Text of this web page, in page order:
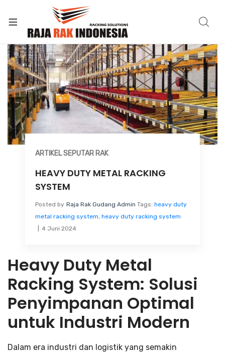
ARTIKEL SEPUTAR RAK
HEAVY DUTY METAL RACKING
SYSTEM
Posted by Raja Rak Gudang Admin Tags: heavy duty
metal racking system, heavy duty racking system
4 Juni 2024
Heavy Duty Metal
Racking System: Solusi
Penyimpanan Optimal
untuk Industri Modern
Dalam era industri dan logistik yang semakin